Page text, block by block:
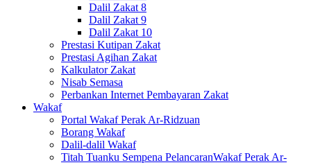
Dalil Zakat 8
Dalil Zakat 9
Dalil Zakat 10
Prestasi Kutipan Zakat
Prestasi Agihan Zakat
Kalkulator Zakat
Nisab Semasa
Perbankan Internet Pembayaran Zakat
Wakaf
Portal Wakaf Perak Ar-Ridzuan
Borang Wakaf
Dalil-dalil Wakaf
Titah Tuanku Sempena PelancaranWakaf Perak Ar-